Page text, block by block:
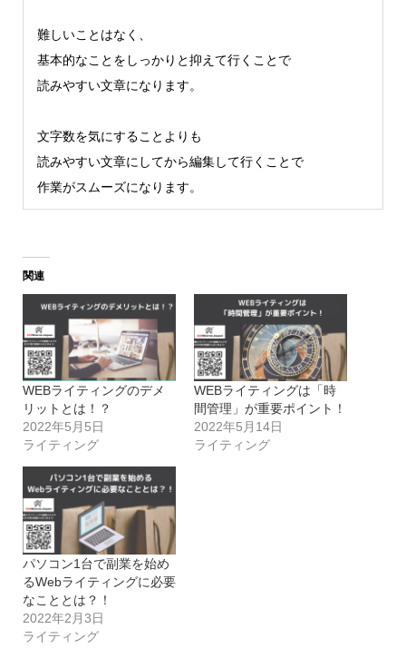
難しいことはなく、
基本的なことをしっかりと抑えて行くことで
読みやすい文章になります。
文字数を気にすることよりも
読みやすい文章にしてから編集して行くことで
作業がスムーズになります。
関連
WEBライティングのデメ
リットとは！？
2022年5月5日
ライティング
WEBライティングは「時
間管理」が重要ポイント！
2022年5月14日
ライティング
パソコン1台で副業を始め
るWebライティングに必要
なこととは？！
2022年2月3日
ライティング